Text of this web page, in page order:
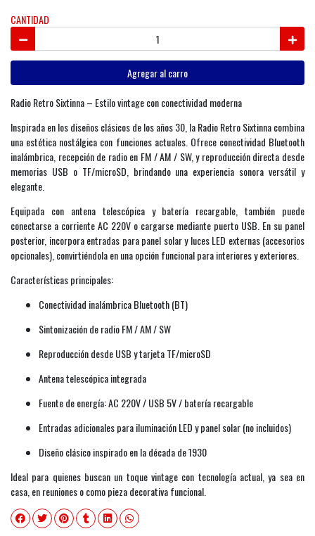
CANTIDAD
Agregar al carro
Radio Retro Sixtinna – Estilo vintage con conectividad moderna
Inspirada en los diseños clásicos de los años 30, la Radio Retro Sixtinna combina
una estética nostálgica con funciones actuales. Ofrece conectividad Bluetooth
inalámbrica, recepción de radio en FM / AM / SW, y reproducción directa desde
memorias USB o TF/microSD, brindando una experiencia sonora versátil y
elegante.
Equipada con antena telescópica y batería recargable, también puede
conectarse a corriente AC 220V o cargarse mediante puerto USB. En su panel
posterior, incorpora entradas para panel solar y luces LED externas (accesorios
opcionales), convirtiéndola en una opción funcional para interiores y exteriores.
Características principales:
Conectividad inalámbrica Bluetooth (BT)
Sintonización de radio FM / AM / SW
Reproducción desde USB y tarjeta TF/microSD
Antena telescópica integrada
Fuente de energía: AC 220V / USB 5V / batería recargable
Entradas adicionales para iluminación LED y panel solar (no incluidos)
Diseño clásico inspirado en la década de 1930
Ideal para quienes buscan un toque vintage con tecnología actual, ya sea en
casa, en reuniones o como pieza decorativa funcional.